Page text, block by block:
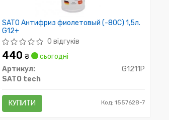
SATO Антифриз фиолетовый (-80С) 1,5л.
G12+
0 відгуків
440₴
сьогодні
Артикул:
G1211P
SATO tech
КУПИТИ Код: 1557628-7